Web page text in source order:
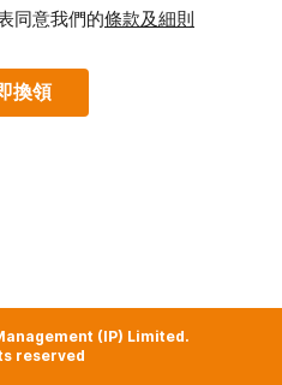
同意我們的條款及細則
換領
(IP) Limited.
reserved